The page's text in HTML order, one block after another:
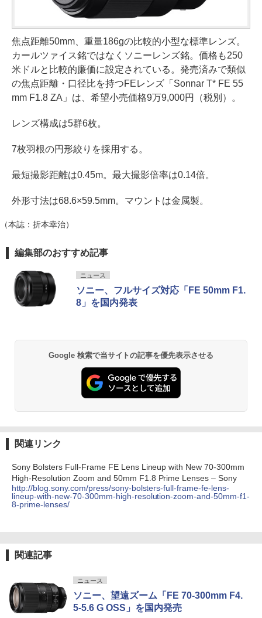
焦点距離50mm、重量186gの比較的小型な標準レンズ。
カールツァイス銘ではなくソニーレンズ銘。価格も250
米ドルと比較的廉価に設定されている。発売済みで類似
の焦点距離・口径比を持つFEレンズ「Sonnar T* FE 55
mm F1.8 ZA」は、希望小売価格9万9,000円（税別）。
レンズ構成は5群6枚。
7枚羽根の円形絞りを採用する。
最短撮影距離は0.45m。最大撮影倍率は0.14倍。
外形寸法は68.6×59.5mm。マウントは金属製。
（本誌：折本幸治）
編集部のおすすめ記事
ニュース
ソニー、フルサイズ対応「FE 50mm F1.
8」を国内発表
Google 検索で当サイトの記事を優先表示させる
関連リンク
Sony Bolsters Full-Frame FE Lens Lineup with New 70-300mm
High-Resolution Zoom and 50mm F1.8 Prime Lenses – Sony
http://blog.sony.com/press/sony-bolsters-full-frame-fe-lens-
lineup-with-new-70-300mm-high-resolution-zoom-and-50mm-f1-
8-prime-lenses/
関連記事
ニュース
ソニー、望遠ズーム「FE 70-300mm F4.
5-5.6 G OSS」を国内発売